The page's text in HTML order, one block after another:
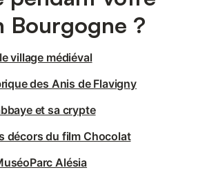
Bourgogne ?
village médiéval
des Anis de Flavigny
et sa crypte
décors du film Chocolat
Alésia